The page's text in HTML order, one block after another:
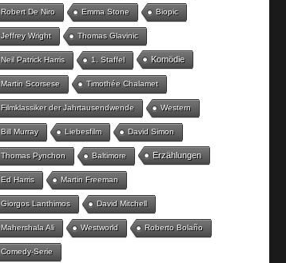
Robert De Niro Emma Stone Biopic
Jeffrey Wright Thomas Glavinic
Neil Patrick Harris 1. Staffel Komödie
Martin Scorsese Timothée Chalamet
Filmklassiker der Jahrtausendwende Western
Bill Murray Liebesfilm David Simon
Thomas Pynchon Baltimore Erzählungen
Ed Harris Martin Freeman
Giorgos Lanthimos David Mitchell
Mahershala Ali Westworld Roberto Bolaño
Comedy-Serie